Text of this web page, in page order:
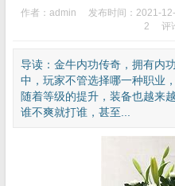
作者：admin 发布时间：2021-
2
评
导读：金牛内功传奇，拥有内
中，玩家不管选择哪一种职业
随着等级的提升，装备也越来
谁不爽就打谁，甚至...